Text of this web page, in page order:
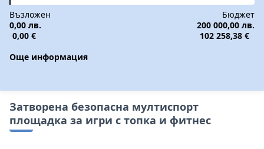
Възложен
0,00 лв.
0,00 €
Бюджет
200 000,00 лв.
102 258,38 €
Още информация
Затворена безопасна мултиспорт
площадка за игри с топка и фитнес